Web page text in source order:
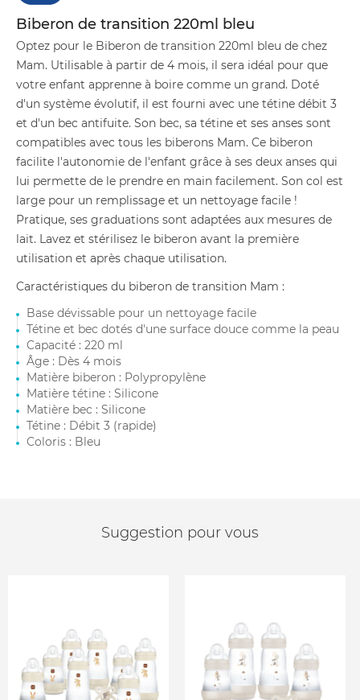
Biberon de transition 220ml bleu
Optez pour le Biberon de transition 220ml bleu de chez
Mam. Utilisable à partir de 4 mois, il sera idéal pour que
votre enfant apprenne à boire comme un grand. Doté
d'un système évolutif, il est fourni avec une tétine débit 3
et d'un bec antifuite. Son bec, sa tétine et ses anses sont
compatibles avec tous les biberons Mam. Ce biberon
facilite l'autonomie de l'enfant grâce à ses deux anses qui
lui permette de le prendre en main facilement. Son col est
large pour un remplissage et un nettoyage facile !
Pratique, ses graduations sont adaptées aux mesures de
lait. Lavez et stérilisez le biberon avant la première
utilisation et après chaque utilisation.
Caractéristiques du biberon de transition Mam :
Base dévissable pour un nettoyage facile
Tétine et bec dotés d'une surface douce comme la peau
Capacité : 220 ml
Âge : Dès 4 mois
Matière biberon : Polypropylène
Matière tétine : Silicone
Matière bec : Silicone
Tétine : Débit 3 (rapide)
Coloris : Bleu
Suggestion pour vous